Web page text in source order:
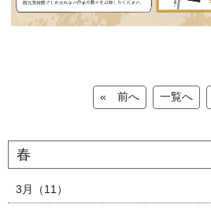
« 前へ 一覧へ
春
3月（11）